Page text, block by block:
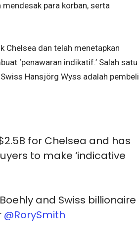
para korban, serta
Chelsea dan telah menetapkan
‘penawaran indikatif.’ Salah satu
Hansjörg Wyss adalah pembeli
for Chelsea and has
to make ‘indicative
and Swiss billionaire
@RorySmith